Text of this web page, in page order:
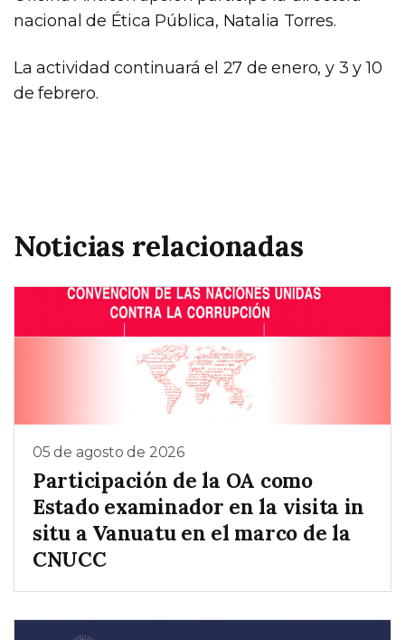
nacional de Ética Pública, Natalia Torres.
La actividad continuará el 27 de enero, y 3 y 10
de febrero.
Noticias relacionadas
05 de agosto de 2026
Participación de la OA como
Estado examinador en la visita in
situ a Vanuatu en el marco de la
CNUCC